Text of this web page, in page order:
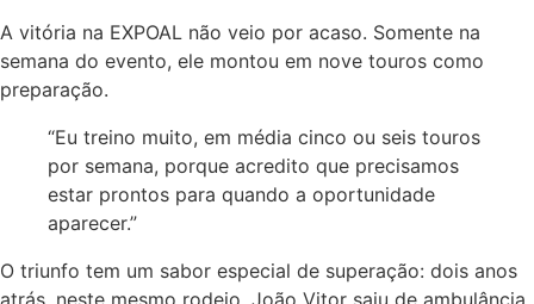
A vitória na EXPOAL não veio por acaso. Somente na
semana do evento, ele montou em nove touros como
preparação.
“Eu treino muito, em média cinco ou seis touros
por semana, porque acredito que precisamos
estar prontos para quando a oportunidade
aparecer.”
O triunfo tem um sabor especial de superação: dois anos
atrás, neste mesmo rodeio, João Vitor saiu de ambulância